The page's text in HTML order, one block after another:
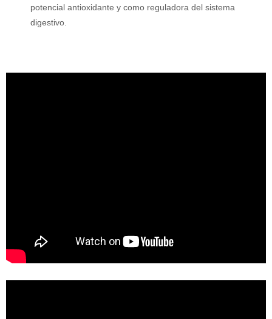
potencial antioxidante y como reguladora del sistema
digestivo.